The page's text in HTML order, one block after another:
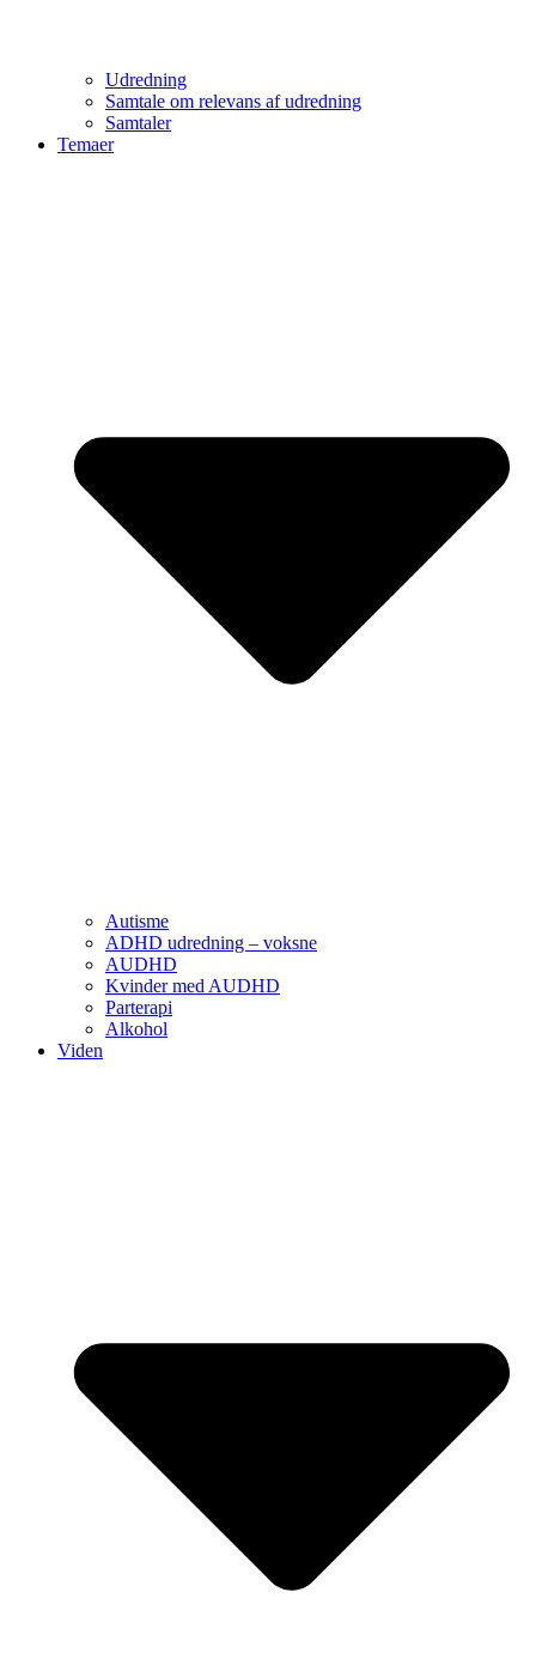
Udredning
Samtale om relevans af udredning
Samtaler
Temaer
Autisme
ADHD udredning – voksne
AUDHD
Kvinder med AUDHD
Parterapi
Alkohol
Viden